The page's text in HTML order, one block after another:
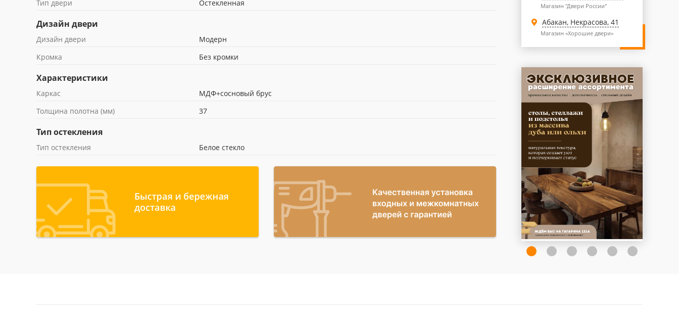
Тип двери Остекленная
Дизайн двери
Дизайн двери
Модерн
Кромка
Без кромки
Характеристики
Каркас
МДФ+сосновый брус
Толщина полотна (мм)
37
Тип остекления
Тип остекления Белое стекло
Магазин "Двери России"
Абакан, Некрасова, 41
Магазин «Хорошие двери»